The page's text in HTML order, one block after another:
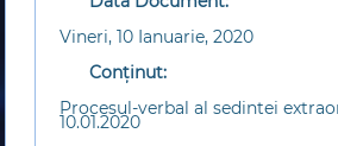
Vineri, 10 Ianuarie, 2020
Conținut:
Procesul-verbal al sedintei
10.01.2020